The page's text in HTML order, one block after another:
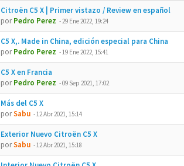
Citroën C5 X | Primer vistazo / Review en español
porPedro Perez -29 Ene 2022, 19:24
C5 X,. Made in China, edición especial para China
porPedro Perez -19 Ene 2022, 15:41
C5 X en Francia
porPedro Perez -09 Sep 2021, 17:02
Más del C5 X
porSabu -12 Abr 2021, 15:14
Exterior Nuevo Citroën C5 X
porSabu -12 Abr 2021, 15:18